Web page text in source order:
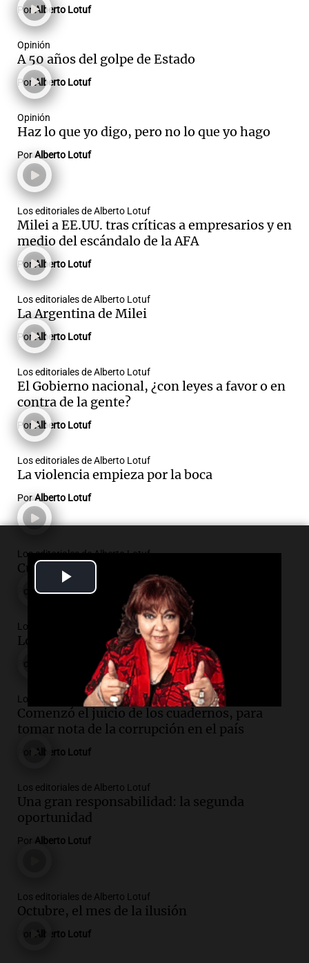
Video
PorAlberto Lotuf
Opinión
A 50 años del golpe de Estado
PorAlberto Lotuf
Opinión
Haz lo que yo digo, pero no lo que yo hago
PorAlberto Lotuf
Los editoriales de Alberto Lotuf
Milei a EE.UU. tras críticas a empresarios y en
medio del escándalo de la AFA
PorAlberto Lotuf
Los editoriales de Alberto Lotuf
La Argentina de Milei
PorAlberto Lotuf
Los editoriales de Alberto Lotuf
El Gobierno nacional, ¿con leyes a favor o en
contra de la gente?
PorAlberto Lotuf
Los editoriales de Alberto Lotuf
La violencia empieza por la boca
PorAlberto Lotuf
Los editoriales de Alberto Lotuf
Cuantificando el robo del siglo
Alberto Lotuf
Los editoriales de Alberto Lotuf
Los crímenes de los hijos del poder
Los editoriales de Alberto Lotuf
Comenzó el juicio de los cuadernos, para
tomar nota de la corrupción en el país
Alberto Lotuf
Los editoriales de Alberto Lotuf
Una gran responsabilidad: la segunda
oportunidad
Por Alberto Lotuf
Los editoriales de Alberto Lotuf
Octubre, el mes de la ilusión
Alberto Lotuf